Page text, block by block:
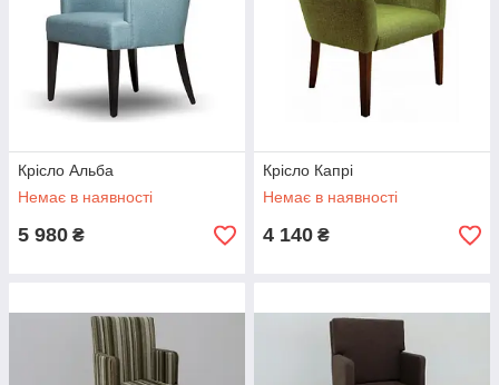
Крісло Альба
Немає в наявності
5 980 ₴
Крісло Капрі
Немає в наявності
4 140 ₴